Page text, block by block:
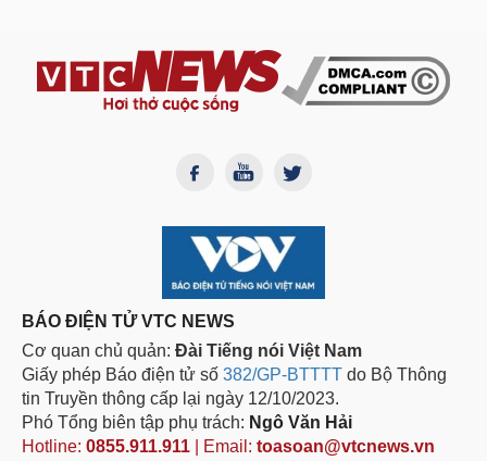
BÁO ĐIỆN TỬ VTC NEWS
Cơ quan chủ quản: Đài Tiếng nói Việt Nam
Giấy phép Báo điện tử số 382/GP-BTTTT do Bộ Thông
tin Truyền thông cấp lại ngày 12/10/2023.
Phó Tổng biên tập phụ trách: Ngô Văn Hải
Hotline: 0855.911.911 | Email: toasoan@vtcnews.vn